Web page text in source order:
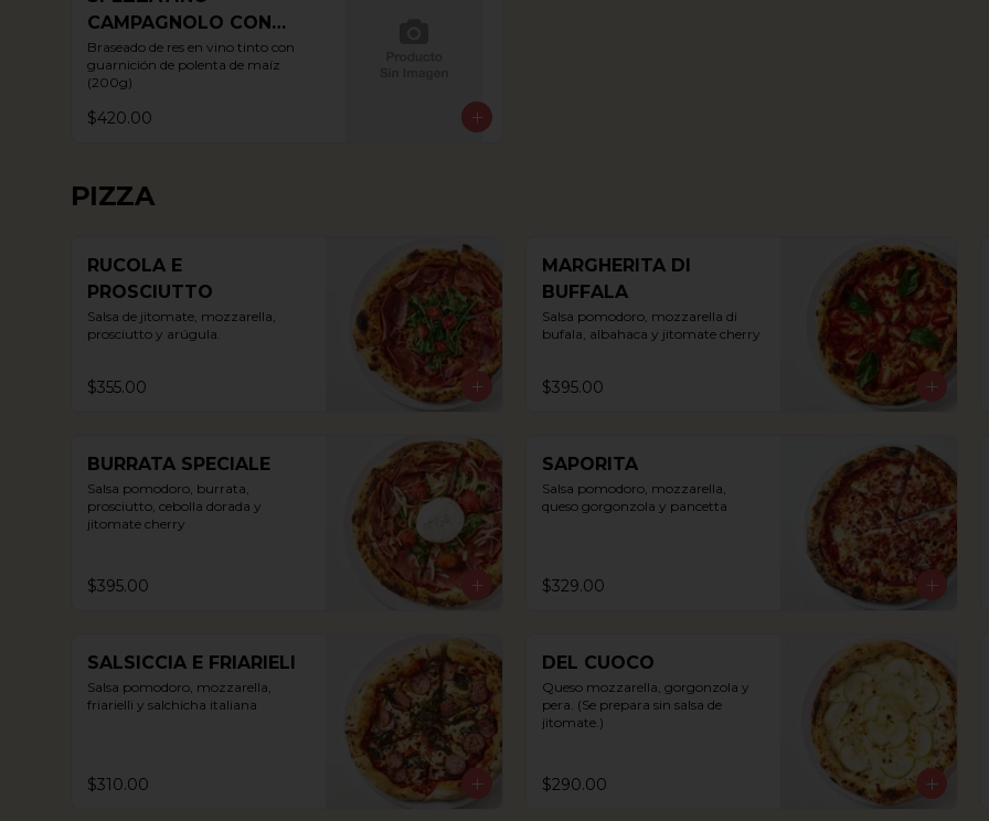
CAMPAGNOLO CON
POLENTA
Braseado de res en vino tinto con
guarnición de polenta de maíz
(200g)
$420.00
PIZZA
RUCOLA E
PROSCIUTTO
Salsa de jitomate, mozzarella,
prosciutto y arúgula.
$355.00
MARGHERITA DI
BUFFALA
Salsa pomodoro, mozzarella di
bufala, albahaca y jitomate cherry
$395.00
BURRATA SPECIALE
Salsa pomodoro, burrata,
prosciutto, cebolla dorada y
jitomate cherry
$395.00
SAPORITA
Salsa pomodoro, mozzarella,
queso gorgonzola y pancetta
$329.00
SALSICCIA E FRIARIELI
Salsa pomodoro, mozzarella,
friarielli y salchicha italiana
$310.00
DEL CUOCO
Queso mozzarella, gorgonzola y
pera. (Se prepara sin salsa de
jitomate.)
$290.00